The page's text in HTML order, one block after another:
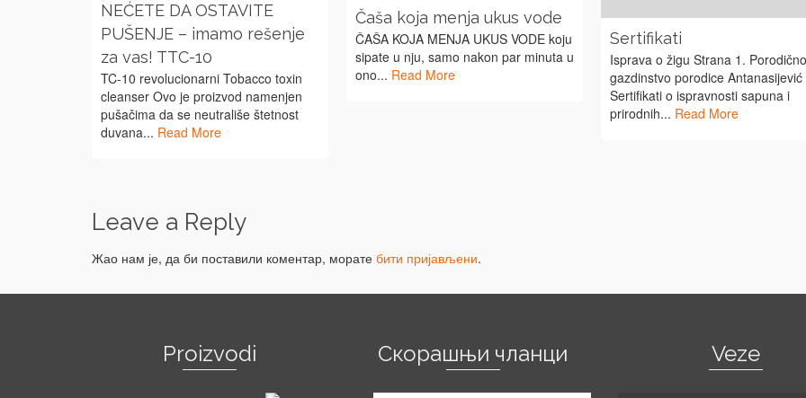
NEĆETE DA OSTAVITE
PUŠENJE – imamo rešenje
za vas! TTC-10
TC-10 revolucionarni Tobacco toxin
cleanser Ovo je proizvod namenjen
pušačima da se neutrališe štetnost
duvana... Read More
Čaša koja menja ukus vode
ČAŠA KOJA MENJA UKUS VODE koju
sipate u nju, samo nakon par minuta u
ono... Read More
Sertifikati
Isprava o žigu Strana 1.
gazdinstvo porodice Antanasijević
Sertifikati o ispravnosti sapuna i
prirodnih... Read More
Leave a Reply
Жао нам је, да би поставили коментар, морате бити пријављени.
Proizvodi Скорашњи чланци Veze